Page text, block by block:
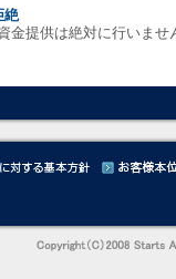
絶
金提供は絶対に行いませ